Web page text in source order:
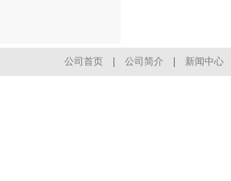
公司首页 公司简介 新闻中心